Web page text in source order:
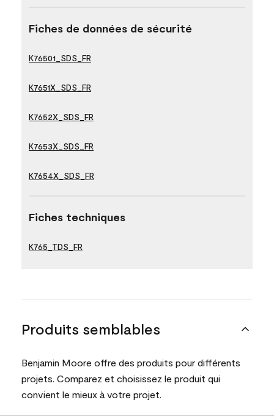
Fiches de données de sécurité
K76501_SDS_FR
K7651X_SDS_FR
K7652X_SDS_FR
K7653X_SDS_FR
K7654X_SDS_FR
Fiches techniques
K765_TDS_FR
Produits semblables
Benjamin Moore offre des produits pour différents
projets. Comparez et choisissez le produit qui
convient le mieux à votre projet.